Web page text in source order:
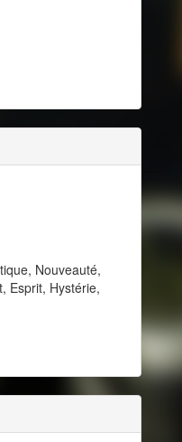
Nouveauté,
Esprit, Hystérie,